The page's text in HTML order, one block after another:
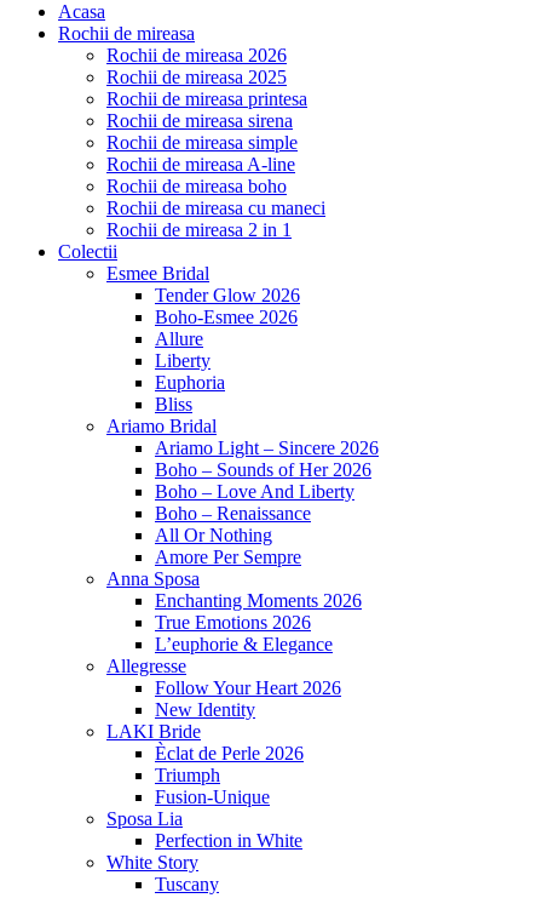
Acasa
Rochii de mireasa
Rochii de mireasa 2026
Rochii de mireasa 2025
Rochii de mireasa printesa
Rochii de mireasa sirena
Rochii de mireasa simple
Rochii de mireasa A-line
Rochii de mireasa boho
Rochii de mireasa cu maneci
Rochii de mireasa 2 in 1
Colectii
Esmee Bridal
Tender Glow 2026
Boho-Esmee 2026
Allure
Liberty
Euphoria
Bliss
Ariamo Bridal
Ariamo Light – Sincere 2026
Boho – Sounds of Her 2026
Boho – Love And Liberty
Boho – Renaissance
All Or Nothing
Amore Per Sempre
Anna Sposa
Enchanting Moments 2026
True Emotions 2026
L’euphorie & Elegance
Allegresse
Follow Your Heart 2026
New Identity
LAKI Bride
Èclat de Perle 2026
Triumph
Fusion-Unique
Sposa Lia
Perfection in White
White Story
Tuscany